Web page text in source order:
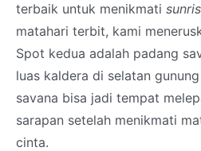
terbaik untuk menikmati
matahari terbit, kami
Spot kedua adalah padang
luas kaldera di selatan
savana bisa jadi tempat
sarapan setelah menikmati
cinta.